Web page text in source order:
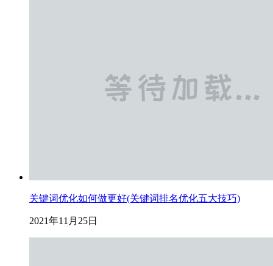
关键词优化如何做更好(关键词排名优化五大技巧)
2021年11月25日